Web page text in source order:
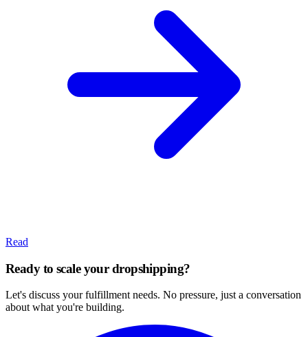
Read
Ready to scale your dropshipping?
Let's discuss your fulfillment needs. No pressure, just a conversation
about what you're building.